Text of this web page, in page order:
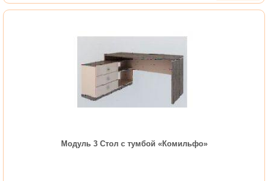
Модуль 3 Стол с тумбой «Комильфо»